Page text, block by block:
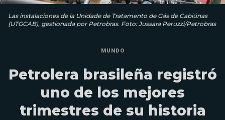
Las instalaciones de la Unidade de Tratamento de Gás de Cabiúnas
(UTGCAB), gestionada por Petrobras. Foto: Jussara Peruzzi/Petrobras
MUNDO
Petrolera brasileña registró
uno de los mejores
trimestres de su historia